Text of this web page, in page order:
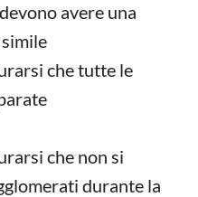
avere una
che tutte le
che non si
durante la